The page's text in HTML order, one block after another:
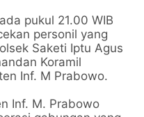
pukul 21.00 WIB
personil yang
Saketi Iptu Agus
Koramil
Inf. M Prabowo.
Inf. M. Prabowo